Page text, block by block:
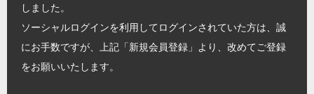
しました。
ソーシャルログインを利用してログインされていた方は、誠
にお手数ですが、上記「新規会員登録」より、改めてご登録
をお願いいたします。